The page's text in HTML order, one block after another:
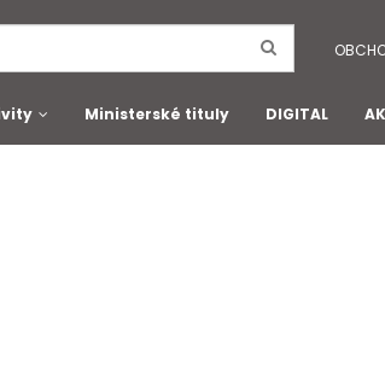
Ministerské tituly DIGITAL